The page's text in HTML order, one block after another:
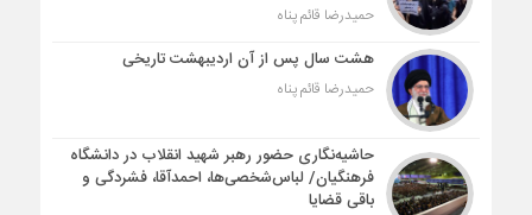
حمیدرضا قائم پناه
هشت سال پس از آن اردیبهشت تاریخی
حمیدرضا قائم پناه
حاشیه‌نگاری حضور رهبر شهید انقلاب در دانشگاه
فرهنگیان/ لباس‌شخصی‌ها، احمدآقا، فشردگی و
باقی قضایا